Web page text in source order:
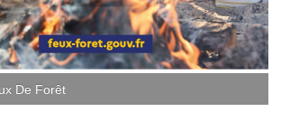
De Forêt